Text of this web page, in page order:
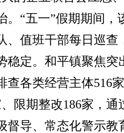
。“五一”假期期间，
、值班干部每日巡查
稳定。和平镇聚焦突
查各类经营主体516
限期整改186家，通
督导、常态化警示教